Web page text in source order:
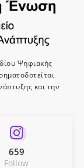
Ψηφιακής
και την
659
Follow